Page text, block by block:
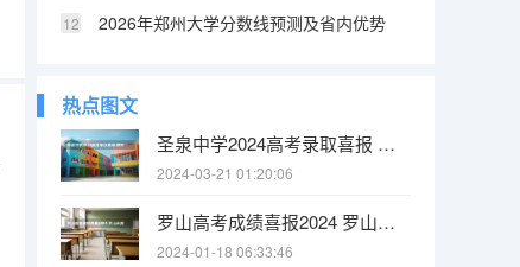
2026年郑州大学分数线预测及省内优势
热点图文
圣泉中学2024高考录取喜报 肥东圣泉中学高考升学率
2024-03-21 01:20:06
罗山高考成绩喜报2024 罗山县高级中学校本部的教学成绩
2024-01-18 06:33:46